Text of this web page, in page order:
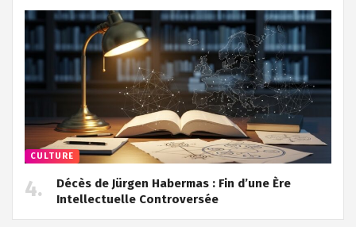
CULTURE
Décès de Jürgen Habermas : Fin d’une Ère
Intellectuelle Controversée